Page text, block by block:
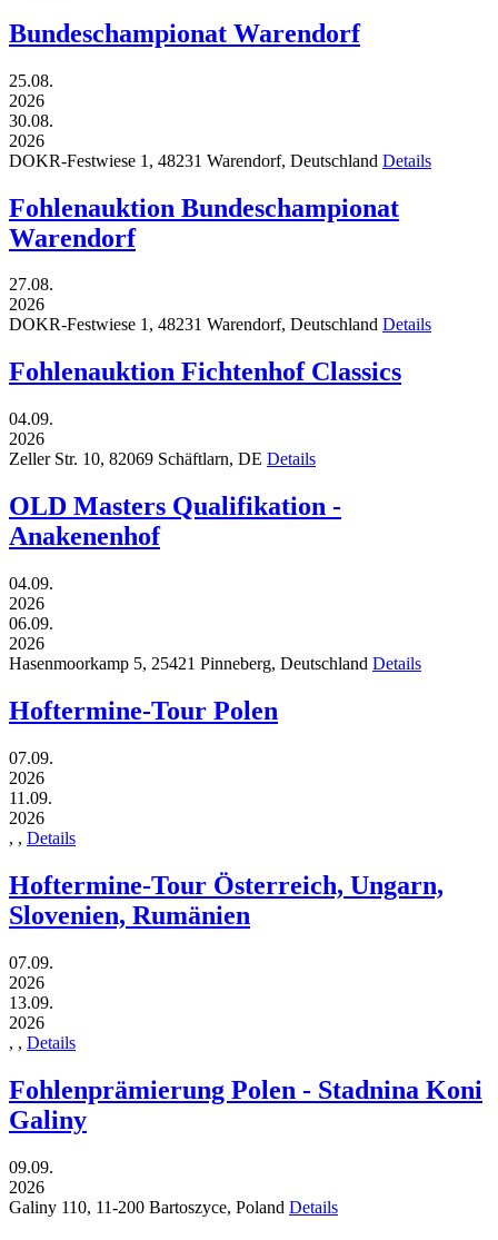
Bundeschampionat Warendorf
25.08.
2026
30.08.
2026
DOKR-Festwiese 1, 48231 Warendorf, Deutschland Details
Fohlenauktion Bundeschampionat
Warendorf
27.08.
2026
DOKR-Festwiese 1, 48231 Warendorf, Deutschland Details
Fohlenauktion Fichtenhof Classics
04.09.
2026
Zeller Str. 10, 82069 Schäftlarn, DE Details
OLD Masters Qualifikation -
Anakenenhof
04.09.
2026
06.09.
2026
Hasenmoorkamp 5, 25421 Pinneberg, Deutschland Details
Hoftermine-Tour Polen
07.09.
2026
11.09.
2026
, , Details
Hoftermine-Tour Österreich, Ungarn,
Slovenien, Rumänien
07.09.
2026
13.09.
2026
, , Details
Fohlenprämierung Polen - Stadnina Koni
Galiny
09.09.
2026
Galiny 110, 11-200 Bartoszyce, Poland Details